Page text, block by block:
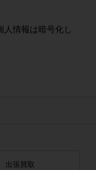
人情報は暗号化し
出張買取